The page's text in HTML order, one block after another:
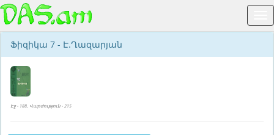
Ֆիզիկա 7 - Է.Ղազարյան
Էջ - 188, Վարժություն - 215